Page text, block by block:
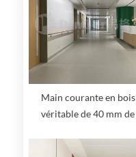
Main courante en bois
véritable de 40 mm de